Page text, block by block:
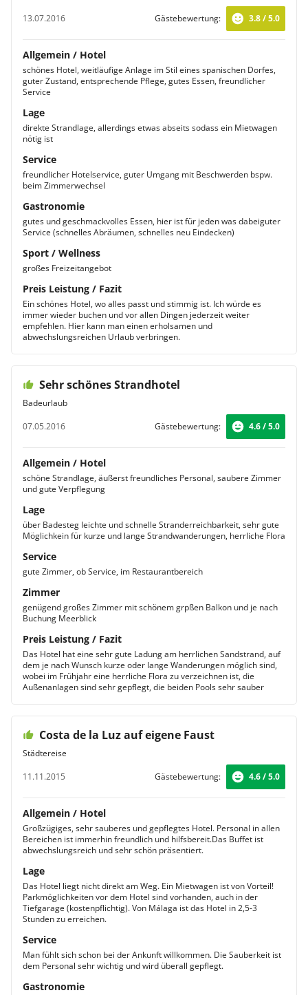
13.07.2016
Gästebewertung: 3.8 / 5.0
Allgemein / Hotel
schönes Hotel, weitläufige Anlage im Stil eines spanischen Dorfes,
guter Zustand, entsprechende Pflege, gutes Essen, freundlicher
Service
Lage
direkte Strandlage, allerdings etwas abseits sodass ein Mietwagen
nötig ist
Service
freundlicher Hotelservice, guter Umgang mit Beschwerden bspw.
beim Zimmerwechsel
Gastronomie
gutes und geschmackvolles Essen, hier ist für jeden was dabeiguter
Service (schnelles Abräumen, schnelles neu Eindecken)
Sport / Wellness
großes Freizeitangebot
Preis Leistung / Fazit
Ein schönes Hotel, wo alles passt und stimmig ist. Ich würde es
immer wieder buchen und vor allen Dingen jederzeit weiter
empfehlen. Hier kann man einen erholsamen und
abwechslungsreichen Urlaub verbringen.
Sehr schönes Strandhotel
Badeurlaub
07.05.2016
Gästebewertung: 4.6 / 5.0
Allgemein / Hotel
schöne Strandlage, äußerst freundliches Personal, saubere Zimmer
und gute Verpflegung
Lage
über Badesteg leichte und schnelle Stranderreichbarkeit, sehr gute
Möglichkein für kurze und lange Strandwanderungen, herrliche Flora
Service
gute Zimmer, ob Service, im Restaurantbereich
Zimmer
genügend großes Zimmer mit schönem grpßen Balkon und je nach
Buchung Meerblick
Preis Leistung / Fazit
Das Hotel hat eine sehr gute Ladung am herrlichen Sandstrand, auf
dem je nach Wunsch kurze oder lange Wanderungen möglich sind,
wobei im Frühjahr eine herrliche Flora zu verzeichnen ist, die
Außenanlagen sind sehr gepflegt, die beiden Pools sehr sauber
Costa de la Luz auf eigene Faust
Städtereise
11.11.2015
Gästebewertung: 4.6 / 5.0
Allgemein / Hotel
Großzügiges, sehr sauberes und gepflegtes Hotel. Personal in allen
Bereichen ist immerhin freundlich und hilfsbereit.Das Buffet ist
abwechslungsreich und sehr schön präsentiert.
Lage
Das Hotel liegt nicht direkt am Weg. Ein Mietwagen ist von Vorteil!
Parkmöglichkeiten vor dem Hotel sind vorhanden, auch in der
Tiefgarage (kostenpflichtig). Von Málaga ist das Hotel in 2,5-3
Stunden zu erreichen.
Service
Man fühlt sich schon bei der Ankunft willkommen. Die Sauberkeit ist
dem Personal sehr wichtig und wird überall gepflegt.
Gastronomie